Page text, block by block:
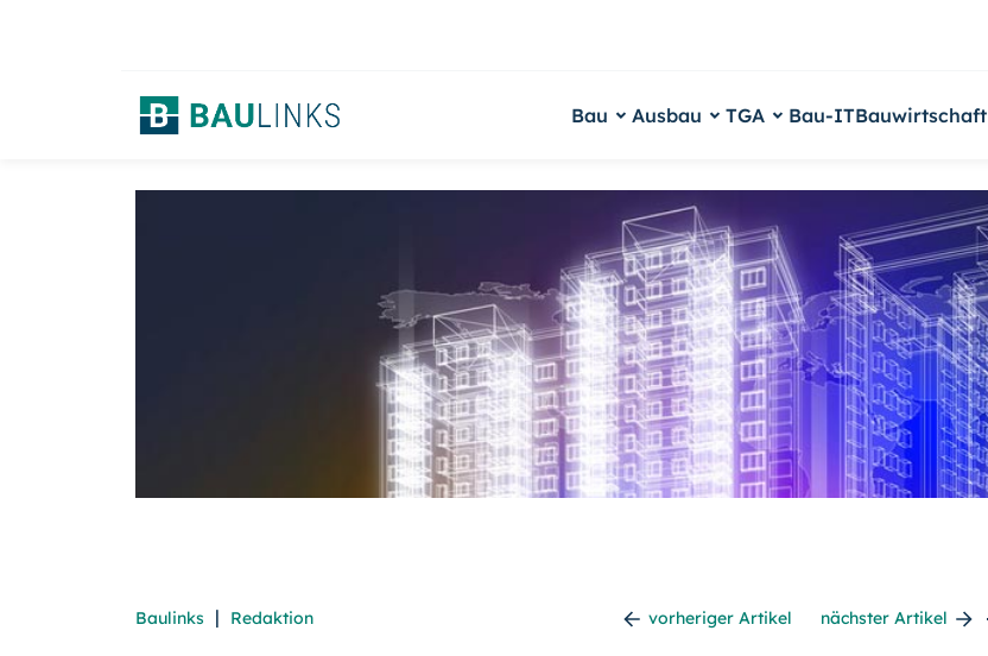
Bau Ausbau TGA Bau-ITBauwirtschaft
Baulinks | Redaktion vorheriger Artikel nächster Artikel